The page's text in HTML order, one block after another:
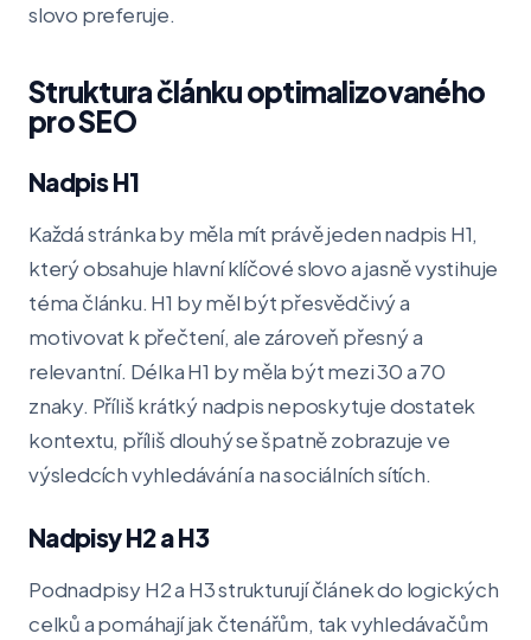
slovo preferuje.
Struktura článku optimalizovaného
pro SEO
Nadpis H1
Každá stránka by měla mít právě jeden nadpis H1,
který obsahuje hlavní klíčové slovo a jasně vystihuje
téma článku. H1 by měl být přesvědčivý a
motivovat k přečtení, ale zároveň přesný a
relevantní. Délka H1 by měla být mezi 30 a 70
znaky. Příliš krátký nadpis neposkytuje dostatek
kontextu, příliš dlouhý se špatně zobrazuje ve
výsledcích vyhledávání a na sociálních sítích.
Nadpisy H2 a H3
Podnadpisy H2 a H3 strukturují článek do logických
celků a pomáhají jak čtenářům, tak vyhledávačům